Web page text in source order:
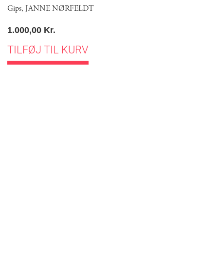
Gips, JANNE NØRFELDT
1.000,00 Kr.
TILFØJ TIL KURV